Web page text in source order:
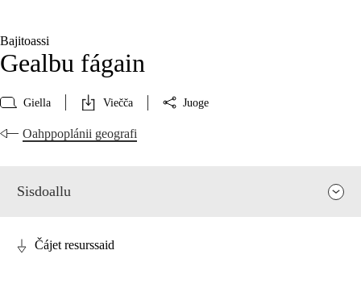
Bajitoassi
Gealbu fágain
Giella Viečča Juoge
Oahppoplánii geografi
Sisdoallu
Čájet resurssaid